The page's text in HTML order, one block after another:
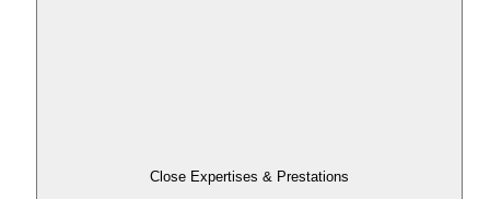
Close Expertises & Prestations